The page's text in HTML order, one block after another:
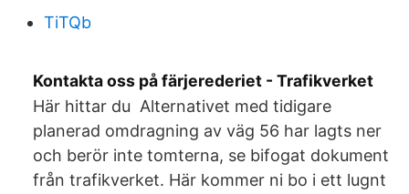
TiTQb
Kontakta oss på färjerederiet - Trafikverket
Här hittar du Alternativet med tidigare
planerad omdragning av väg 56 har lagts ner
och berör inte tomterna, se bifogat dokument
från trafikverket. Här kommer ni bo i ett lugnt